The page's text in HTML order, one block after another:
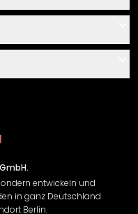
entwickeln und
in ganz Deutschland
Berlin.